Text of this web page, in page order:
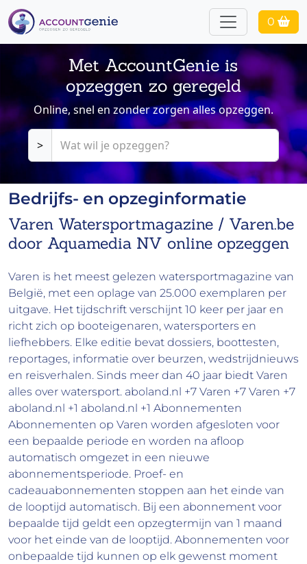
0
Met AccountGenie is
opzeggen zo geregeld
Online, snel en zonder zorgen alles opzeggen.
>
Bedrijfs- en opzeginformatie
Varen Watersportmagazine / Varen.be
door Aquamedia NV online opzeggen
Varen is het meest gelezen watersportmagazine van
België, met een oplage van 25.000 exemplaren per
uitgave. Het tijdschrift verschijnt 10 keer per jaar en
richt zich op booteigenaren, watersporters en
liefhebbers. Elke editie bevat dossiers, boottesten,
reportages, informatie over beurzen, wedstrijdnieuws
en reisverhalen. Sinds meer dan 40 jaar biedt Varen
alles over watersport. aboland.nl +7 Varen +7 Varen +7
aboland.nl +1 aboland.nl +1 Abonnementen
Abonnementen op Varen worden afgesloten voor
een bepaalde periode en worden na afloop
automatisch omgezet in een nieuwe
abonnementsperiode. Proef- en
cadeauabonnementen stoppen aan het einde van
de looptijd automatisch. Bij een abonnement voor
bepaalde tijd geldt een opzegtermijn van 1 maand
voor het einde van de looptijd. Abonnementen voor
onbepaalde tijd kunnen op elk gewenst moment